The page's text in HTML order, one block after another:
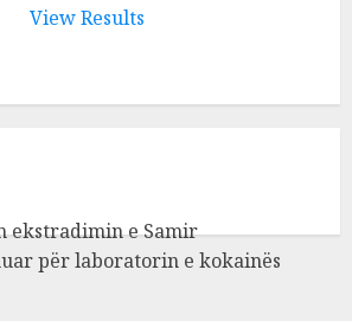
View Results
ekstradimin e Samir
për laboratorin e kokainës